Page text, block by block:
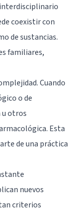
coexistir con
de sustancias.
familiares,
Cuando
o de
u otros
Esta
de una práctica
nuevos
criterios